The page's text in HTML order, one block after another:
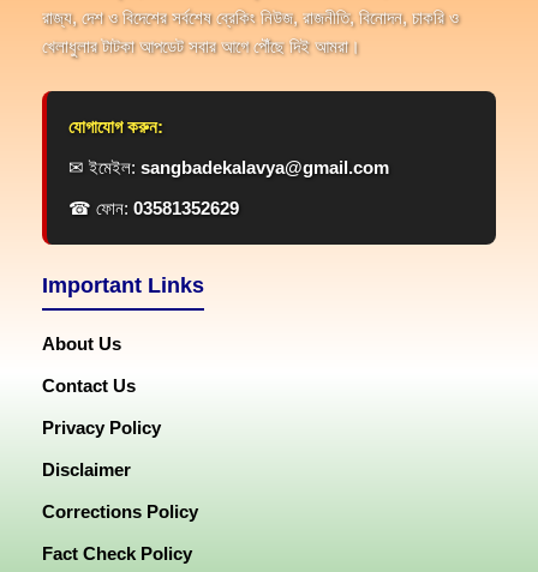
রাজ্য, দেশ ও বিদেশের সর্বশেষ ব্রেকিং নিউজ, রাজনীতি, বিনোদন, চাকরি ও
খেলাধুলার টাটকা আপডেট সবার আগে পৌঁছে দিই আমরা।
যোগাযোগ করুন:
✉ ইমেইল: sangbadekalavya@gmail.com
☎ ফোন: 03581352629
Important Links
About Us
Contact Us
Privacy Policy
Disclaimer
Corrections Policy
Fact Check Policy